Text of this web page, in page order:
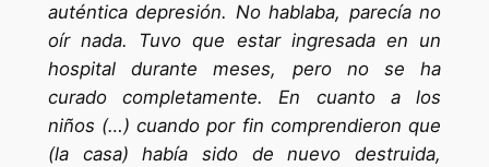
auténtica depresión. No hablaba, parecía no
oír nada. Tuvo que estar ingresada en un
hospital durante meses, pero no se ha
curado completamente. En cuanto a los
niños (…) cuando por fin comprendieron que
(la casa) había sido de nuevo destruida,